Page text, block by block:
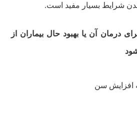
شرایط بسیار مفید است.
درمان آن یا بهبود حال بیماران از
افزایش سن